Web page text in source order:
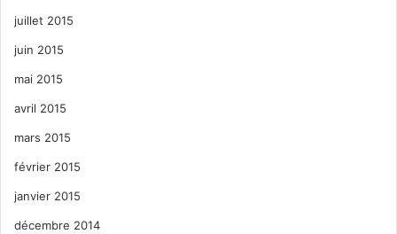
juillet 2015
juin 2015
mai 2015
avril 2015
mars 2015
février 2015
janvier 2015
décembre 2014